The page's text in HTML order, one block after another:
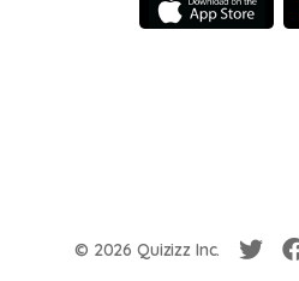
© 2026 Quizizz Inc.